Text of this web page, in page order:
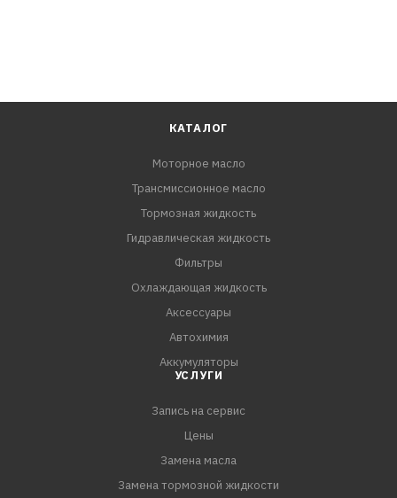
Renault RN 0700/0710
Opel GM-LL-B-025
Отличные антиокислительные и антикоррозионные
Улучшенные моюще-диспергирующие свойства.
КАТАЛОГ
Моторное масло
Трансмиссионное масло
Тормозная жидкость
Гидравлическая жидкость
Фильтры
Охлаждающая жидкость
Аксессуары
Автохимия
Аккумуляторы
УСЛУГИ
Запись на сервис
Цены
Замена масла
Замена тормозной жидкости